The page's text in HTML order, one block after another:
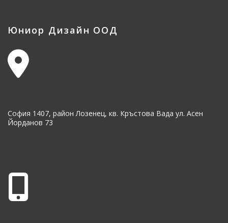
Юниор Дизайн ООД
София 1407, район Лозенец, кв. Кръстова Вада ул. Асен
Йорданов 73